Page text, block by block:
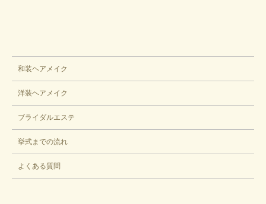
ブライダル
和装ヘアメイク
洋装ヘアメイク
ブライダルエステ
挙式までの流れ
よくある質問